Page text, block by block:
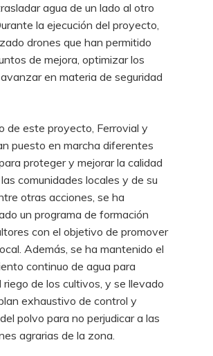
agua de un lado al otro
la ejecución del proyecto,
drones que han permitido
de mejora, optimizar los
en materia de seguridad
de este proyecto, Ferrovial y
puesto en marcha diferentes
proteger y mejorar la calidad
comunidades locales y de su
otras acciones, se ha
un programa de formación
con el objetivo de promover
Además, se ha mantenido el
continuo de agua para
riego de los cultivos, y se llevado
exhaustivo de control y
polvo para no perjudicar a las
agrarias de la zona.